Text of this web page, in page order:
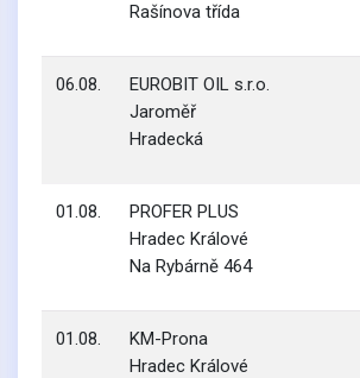
Rašínova třída
06.08.
EUROBIT OIL s.r.o.
Jaroměř
Hradecká
01.08.
PROFER PLUS
Hradec Králové
Na Rybárně 464
01.08.
KM-Prona
Hradec Králové